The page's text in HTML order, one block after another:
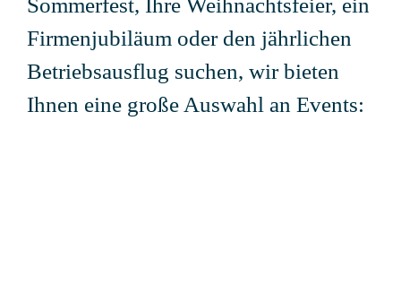
Sommerfest, Ihre Weihnachtsfeier, ein
Firmenjubiläum oder den jährlichen
Betriebsausflug suchen, wir bieten
Ihnen eine große Auswahl an Events: